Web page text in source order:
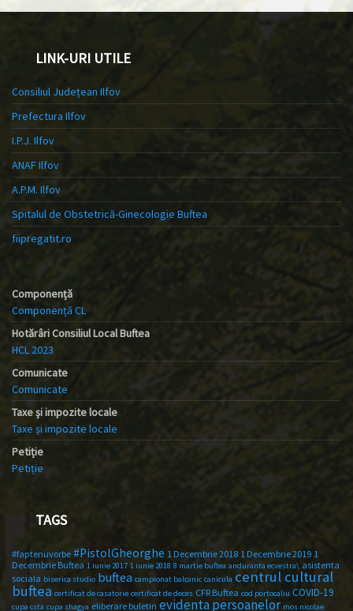
LINK-URI UTILE
Consiliul Județean Ilfov
Prefectura Ilfov
I.P.J. Ilfov
ANAF Ilfov
A.P.M. Ilfov
Spitalul de Obstetrică-Ginecologie Buftea
fiipregatit.ro
Componență
Componență CL
Hotărâri Consiliul Local Buftea
HCL 2023
Comunicate
Comunicate
Taxe și impozite locale
Taxe și impozite locale
Petiție
Petiție
TAGS
#faptenuvorbe #PistolGheorghe 1 Decembrie 2018 1 Decembrie 2019 1
Decembrie Buftea 1 iunie 2017 1 iunie 2018 8 martie buftea anduranta ecvestra\ asistenta
sociala biserica studio buftea campionat balcanic canicula centrul cultural
buftea certificat de casatorie certificat de deces CFR Buftea cod portocaliu COVID-19
cupa csta cupa shagya eliberare buletin evidenta persoanelor mos nicolae